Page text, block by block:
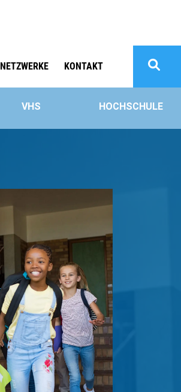
NETZWERKE KONTAKT
VHS HOCHSCHULE